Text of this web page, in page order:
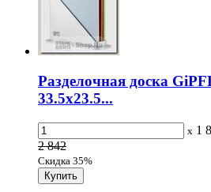
Разделочная доска
33.5х23.5...
x 1
2 842
Скидка 35%